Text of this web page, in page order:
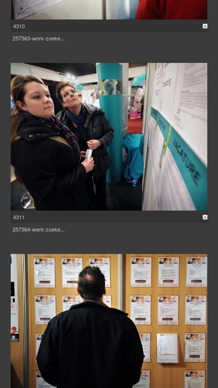
4310
257363-werk-zoeke...
4311
257364-werk-zoeke...